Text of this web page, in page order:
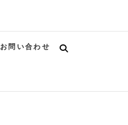
お問い合わせ